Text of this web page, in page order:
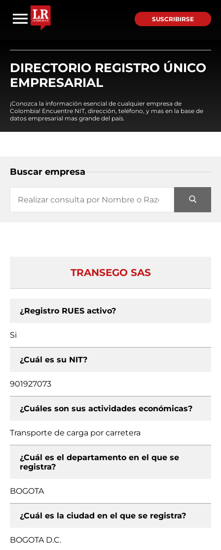
SUSCRIBIRSE
DIRECTORIO REGISTRO ÚNICO
EMPRESARIAL
¡Conozca la información esencial de cualquier empresa de
Colombia! Encuentre NIT, dirección, teléfono, y mas en la base de
datos empresarial mas grande del país.
Buscar empresa
TRANSEGO SAS
¿Registro RUES activo?
Si
¿Cuál es su NIT?
901927073
¿Cuáles son sus actividades económicas?
Transporte de carga por carretera
¿Cuál es el departamento en el que se
registra?
BOGOTA
¿Cuál es la ciudad en el que se registra?
BOGOTA D.C.